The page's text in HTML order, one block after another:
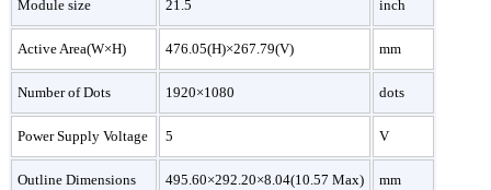
Module size 21.5 inch
Active Area(W×H) 476.05(H)×267.79(V) mm
Number of Dots 1920×1080 dots
Power Supply Voltage 5 V
Outline Dimensions 495.60×292.20×8.04(10.57 Max) mm